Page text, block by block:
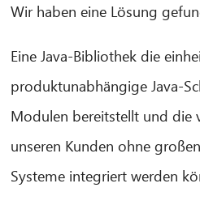
Wir haben eine Lösung
Eine Java-Bibliothek die
produktunabhängige Java-
Modulen bereitstellt und die
unseren Kunden ohne
Systeme integriert werden